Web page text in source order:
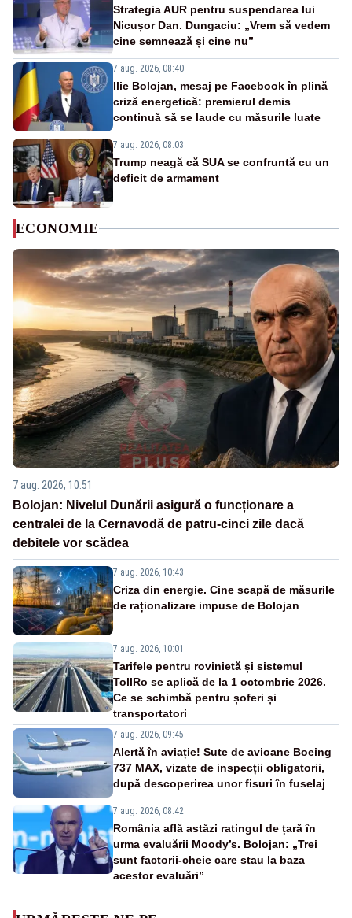
Strategia AUR pentru suspendarea lui
Nicușor Dan. Dungaciu: „Vrem să vedem
cine semnează și cine nu”
7 aug. 2026, 08:40
Ilie Bolojan, mesaj pe Facebook în plină
criză energetică: premierul demis
continuă să se laude cu măsurile luate
7 aug. 2026, 08:03
Trump neagă că SUA se confruntă cu un
deficit de armament
ECONOMIE
7 aug. 2026, 10:51
Bolojan: Nivelul Dunării asigură o funcționare a
centralei de la Cernavodă de patru-cinci zile dacă
debitele vor scădea
7 aug. 2026, 10:43
Criza din energie. Cine scapă de măsurile
de raționalizare impuse de Bolojan
7 aug. 2026, 10:01
Tarifele pentru rovinietă și sistemul
TollRo se aplică de la 1 octombrie 2026.
Ce se schimbă pentru șoferi și
transportatori
7 aug. 2026, 09:45
Alertă în aviație! Sute de avioane Boeing
737 MAX, vizate de inspecții obligatorii,
după descoperirea unor fisuri în fuselaj
7 aug. 2026, 08:42
România află astăzi ratingul de țară în
urma evaluării Moody’s. Bolojan: „Trei
sunt factorii-cheie care stau la baza
acestor evaluări”